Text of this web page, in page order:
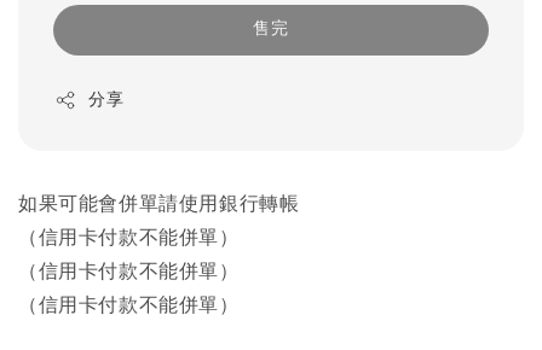
售完
分享
如果可能會併單請使用銀行轉帳
（信用卡付款不能併單）
（信用卡付款不能併單）
（信用卡付款不能併單）